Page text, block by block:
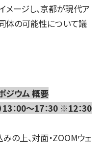
メージし、京都が現代ア
体の可能性について議
ジウム 概要
13：00～17：30 ※12：30
の上、対面・ZOOMウェ